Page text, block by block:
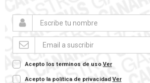
Acepto los terminos de uso Ver
Acepto la política de privacidad Ver